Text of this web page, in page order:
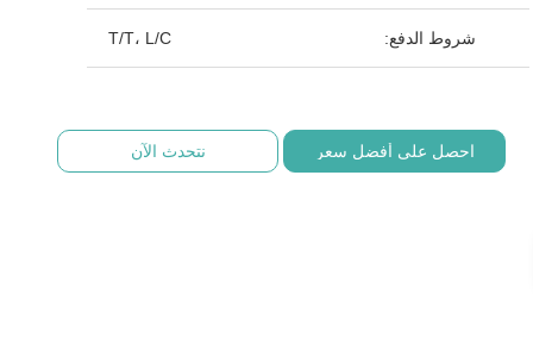
شروط الدفع: T/T، L/C
احصل على أفضل سعر نتحدث الآن